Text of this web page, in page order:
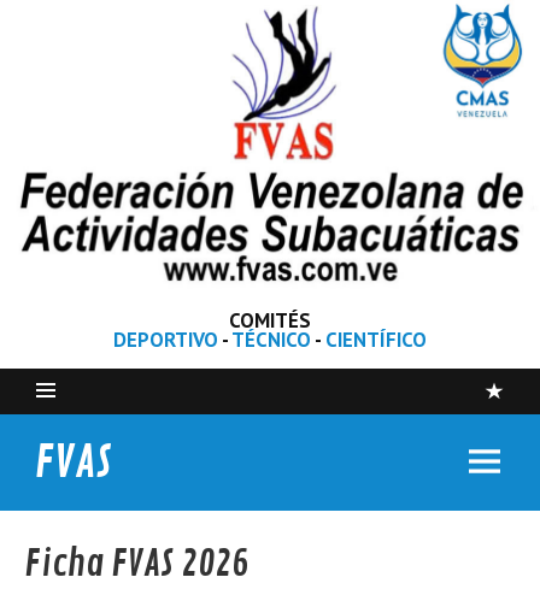
COMITÉS
DEPORTIVO -TÉCNICO - CIENTÍFICO
FVAS
Ficha FVAS 2026